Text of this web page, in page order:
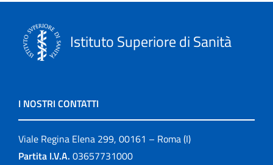
Istituto Superiore di Sanità
I NOSTRI CONTATTI
Viale Regina Elena 299, 00161 – Roma (I)
Partita I.V.A. 03657731000